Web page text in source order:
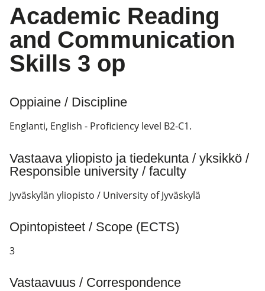
Academic Reading
and Communication
Skills 3 op
Oppiaine / Discipline
Englanti, English - Proficiency level B2-C1.
Vastaava yliopisto ja tiedekunta / yksikkö /
Responsible university / faculty
Jyväskylän yliopisto / University of Jyväskylä
Opintopisteet / Scope (ECTS)
3
Vastaavuus / Correspondence